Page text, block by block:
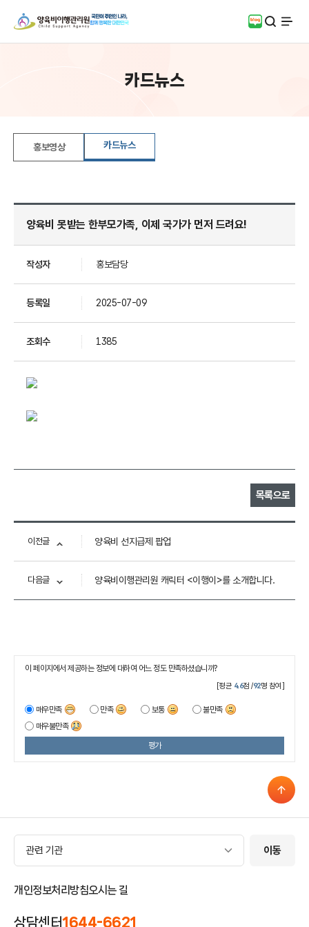
블로그검색
전체
카드뉴스
홍보영상 카드뉴스
양육비 못받는 한부모가족, 이제 국가가 먼저 드려요!
작성자 홍보담당
등록일 2025-07-09
조회수 1385
목록으로
이전글 양육비 선지급제 팝업
다음글 양육비이행관리원 캐릭터 <이행이>를 소개합니다.
이 페이지에서 제공하는 정보에 대하여 어느 정도 만족하셨습니까?
[평균 4.6점 /92명 참여]
매우만족 만족 보통
불만족
매우불만족
평가
관련 기관
관련 기관 이동
개인정보처리방침오시는 길
상담센터1644-6621